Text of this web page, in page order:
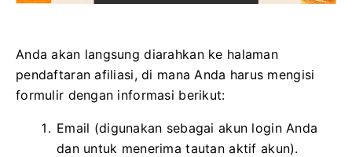
Anda akan langsung diarahkan ke halaman
pendaftaran afiliasi, di mana Anda harus mengisi
formulir dengan informasi berikut:
Email (digunakan sebagai akun login Anda
dan untuk menerima tautan aktif akun).